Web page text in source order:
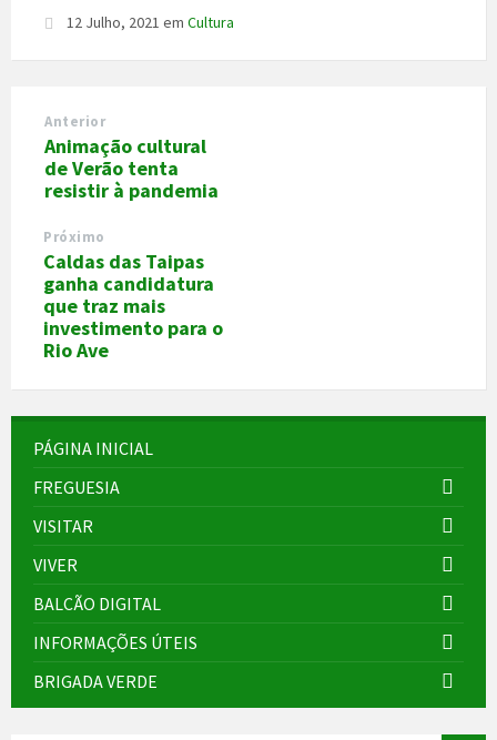
12 Julho, 2021 em Cultura
Anterior
Animação cultural
de Verão tenta
resistir à pandemia
Próximo
Caldas das Taipas
ganha candidatura
que traz mais
investimento para o
Rio Ave
PÁGINA INICIAL
FREGUESIA
VISITAR
VIVER
BALCÃO DIGITAL
INFORMAÇÕES ÚTEIS
BRIGADA VERDE